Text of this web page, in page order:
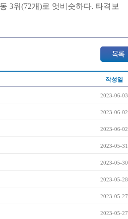
3위(72개)로 엇비슷하다. 타격보
작성일
2023-06-03
2023-06-02
2023-06-02
2023-05-31
2023-05-30
2023-05-28
2023-05-27
2023-05-27